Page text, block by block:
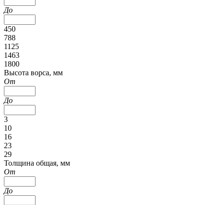
До
450
788
1125
1463
1800
Высота ворса, мм
От
До
3
10
16
23
29
Толщина общая, мм
От
До